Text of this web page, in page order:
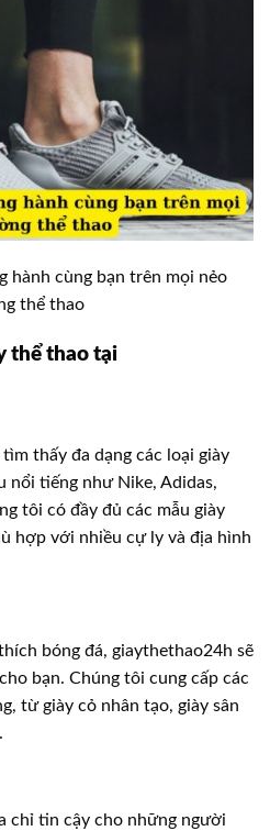
hành cùng bạn trên mọi nẻo
thể thao
thể thao tại
thấy đa dạng các loại giày
nổi tiếng như Nike, Adidas,
tôi có đầy đủ các mẫu giày
hợp với nhiều cự ly và địa hình
bóng đá, giaythethao24h sẽ
bạn. Chúng tôi cung cấp các
từ giày cỏ nhân tạo, giày sân
chỉ tin cậy cho những người